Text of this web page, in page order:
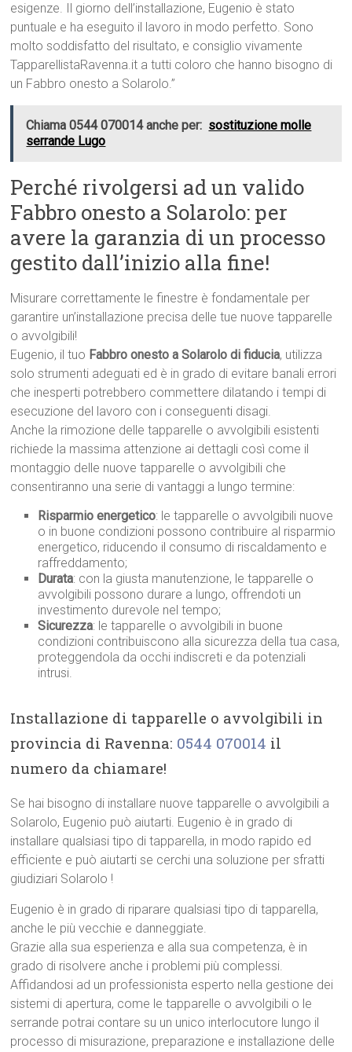
esigenze. Il giorno dell’installazione, Eugenio è stato
puntuale e ha eseguito il lavoro in modo perfetto. Sono
molto soddisfatto del risultato, e consiglio vivamente
TapparellistaRavenna.it a tutti coloro che hanno bisogno di
un Fabbro onesto a Solarolo.”
Chiama 0544 070014 anche per: sostituzione molle
serrande Lugo
Perché rivolgersi ad un valido
Fabbro onesto a Solarolo: per
avere la garanzia di un processo
gestito dall’inizio alla fine!
Misurare correttamente le finestre è fondamentale per
garantire un’installazione precisa delle tue nuove tapparelle
o avvolgibili!
Eugenio, il tuo Fabbro onesto a Solarolo di fiducia, utilizza
solo strumenti adeguati ed è in grado di evitare banali errori
che inesperti potrebbero commettere dilatando i tempi di
esecuzione del lavoro con i conseguenti disagi.
Anche la rimozione delle tapparelle o avvolgibili esistenti
richiede la massima attenzione ai dettagli così come il
montaggio delle nuove tapparelle o avvolgibili che
consentiranno una serie di vantaggi a lungo termine:
Risparmio energetico: le tapparelle o avvolgibili nuove
o in buone condizioni possono contribuire al risparmio
energetico, riducendo il consumo di riscaldamento e
raffreddamento;
Durata: con la giusta manutenzione, le tapparelle o
avvolgibili possono durare a lungo, offrendoti un
investimento durevole nel tempo;
Sicurezza: le tapparelle o avvolgibili in buone
condizioni contribuiscono alla sicurezza della tua casa,
proteggendola da occhi indiscreti e da potenziali
intrusi.
Installazione di tapparelle o avvolgibili in
provincia di Ravenna: 0544 070014 il
numero da chiamare!
Se hai bisogno di installare nuove tapparelle o avvolgibili a
Solarolo, Eugenio può aiutarti. Eugenio è in grado di
installare qualsiasi tipo di tapparella, in modo rapido ed
efficiente e può aiutarti se cerchi una soluzione per sfratti
giudiziari Solarolo !
Eugenio è in grado di riparare qualsiasi tipo di tapparella,
anche le più vecchie e danneggiate.
Grazie alla sua esperienza e alla sua competenza, è in
grado di risolvere anche i problemi più complessi.
Affidandosi ad un professionista esperto nella gestione dei
sistemi di apertura, come le tapparelle o avvolgibili o le
serrande potrai contare su un unico interlocutore lungo il
processo di misurazione, preparazione e installazione delle